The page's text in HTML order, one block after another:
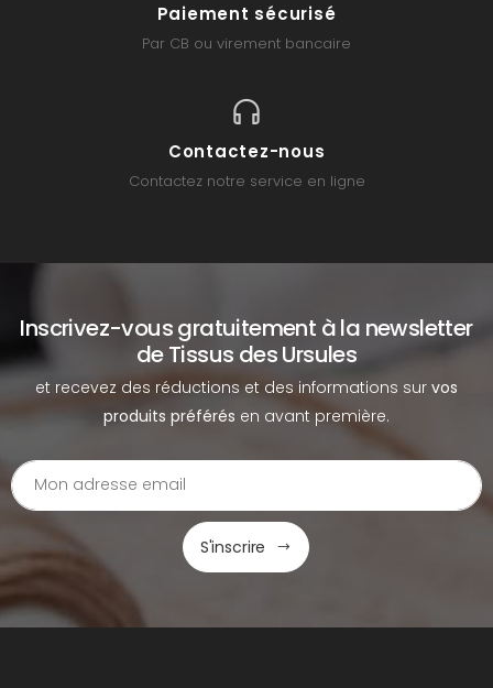
Paiement sécurisé
Par CB ou virement bancaire
Contactez-nous
Contactez notre service en ligne
Inscrivez-vous gratuitement à la newsletter
de Tissus des Ursules
et recevez des réductions et des informations sur vos
produits préférés en avant première.
S'inscrire